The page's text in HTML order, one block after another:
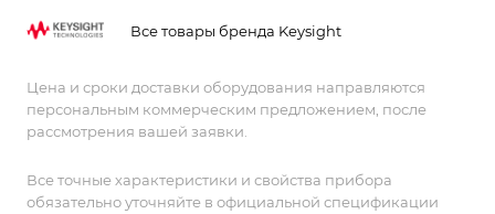
измерений.
Все товары бренда Keysight
Цена и сроки доставки оборудования направляются
персональным коммерческим предложением, после
рассмотрения вашей заявки.
Все точные характеристики и свойства прибора
обязательно уточняйте в официальной спецификации